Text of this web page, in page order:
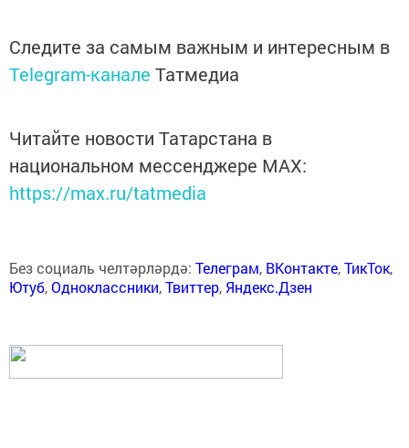
Следите за самым важным и интересным в
Telegram-канале Татмедиа
Читайте новости Татарстана в
национальном мессенджере MАХ:
https://max.ru/tatmedia
Без социаль челтәрләрдә: Телеграм, ВКонтакте,ТикТок,
Ютуб,Одноклассники,Твиттер, Яндекс.Дзен